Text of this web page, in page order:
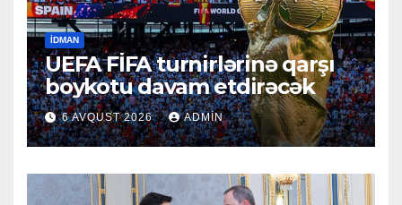
İDMAN
UEFA FİFA turnirlərinə qarşı
boykotu davam etdirəcək
6 AVQUST 2026 ADMIN